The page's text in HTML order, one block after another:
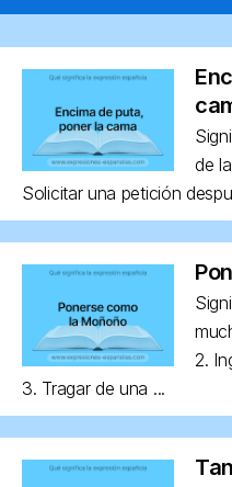
de
Solicitar una petición
2.
3. Tragar de una ...